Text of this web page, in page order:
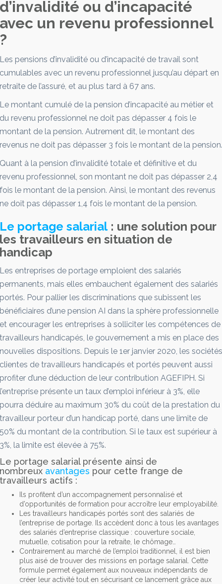
d’invalidité ou d’incapacité
avec un revenu professionnel
?
Les pensions d’invalidité ou d’incapacité de travail sont
cumulables avec un revenu professionnel jusqu’au départ en
retraite de l’assuré, et au plus tard à 67 ans.
Le montant cumulé de la pension d’incapacité au métier et
du revenu professionnel ne doit pas dépasser 4 fois le
montant de la pension. Autrement dit, le montant des
revenus ne doit pas dépasser 3 fois le montant de la pension.
Quant à la pension d’invalidité totale et définitive et du
revenu professionnel, son montant ne doit pas dépasser 2,4
fois le montant de la pension. Ainsi, le montant des revenus
ne doit pas dépasser 1,4 fois le montant de la pension.
Le portage salarial: une solution pour
les travailleurs en situation de
handicap
Les entreprises de portage emploient des salariés
permanents, mais elles embauchent également des salariés
portés. Pour pallier les discriminations que subissent les
bénéficiaires d’une pension AI dans la sphère professionnelle
et encourager les entreprises à solliciter les compétences de
travailleurs handicapés, le gouvernement a mis en place des
nouvelles dispositions. Depuis le 1er janvier 2020, les sociétés
clientes de travailleurs handicapés et portés peuvent aussi
profiter d’une déduction de leur contribution AGEFIPH. Si
l’entreprise présente un taux d’emploi inférieur à 3%, elle
pourra déduire au maximum 30% du coût de la prestation du
travailleur porteur d’un handicap porté, dans une limite de
50% du montant de la contribution. Si le taux est supérieur à
3%, la limite est élevée à 75%.
Le portage salarial présente ainsi de
nombreux avantages pour cette frange de
travailleurs actifs :
Ils profitent d’un accompagnement personnalisé et
d’opportunités de formation pour accroître leur employabilité.
Les travailleurs handicapés portés sont des salariés de
l’entreprise de portage. Ils accèdent donc à tous les avantages
des salariés d’entreprise classique : couverture sociale,
mutuelle, cotisation pour la retraite, le chômage…
Contrairement au marché de l’emploi traditionnel, il est bien
plus aisé de trouver des missions en portage salarial. Cette
formule permet également aux nouveaux indépendants de
créer leur activité tout en sécurisant ce lancement grâce aux